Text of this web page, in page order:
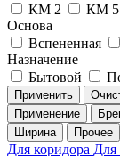
КМ 2
КМ 5
Основа
Вспененная
Назначение
Бытовой
Применить
Применение
Ширина
Прочее
Для коридора Для